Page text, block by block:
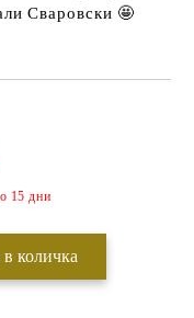
Сваровски 🤩
15 дни